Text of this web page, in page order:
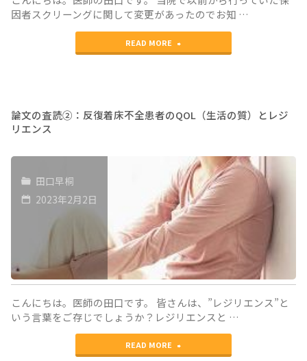
ト 〜
１〜"
因者スクリーングに関して変更があったのでお知 …
READ MORE
"妊
の
子
検
査
保
因
者
ス
ク
論文の査読②：反復着床不全患者のQOL（生活の質）とレジ
リエンス
田口早桐
2023年2月2日
こんにちは。医師の田口です。 皆さんは、”レジリエンス”と
いう言葉をご存じでしょうか？レジリエンスと …
READ MORE
"論